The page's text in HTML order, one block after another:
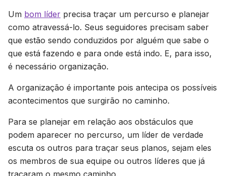
Um bom líder precisa traçar um percurso e planejar
como atravessá-lo. Seus seguidores precisam saber
que estão sendo conduzidos por alguém que sabe o
que está fazendo e para onde está indo. E, para isso,
é necessário organização.
A organização é importante pois antecipa os possíveis
acontecimentos que surgirão no caminho.
Para se planejar em relação aos obstáculos que
podem aparecer no percurso, um líder de verdade
escuta os outros para traçar seus planos, sejam eles
os membros de sua equipe ou outros líderes que já
traçaram o mesmo caminho.